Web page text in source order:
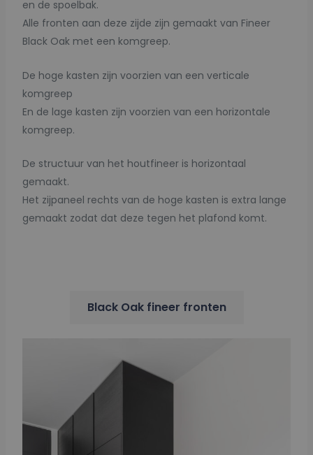
en de spoelbak.
Alle fronten aan deze zijde zijn gemaakt van Fineer
Black Oak met een komgreep.
De hoge kasten zijn voorzien van een verticale
komgreep
En de lage kasten zijn voorzien van een horizontale
komgreep.
De structuur van het houtfineer is horizontaal
gemaakt.
Het zijpaneel rechts van de hoge kasten is extra lange
gemaakt zodat dat deze tegen het plafond komt.
Black Oak fineer fronten